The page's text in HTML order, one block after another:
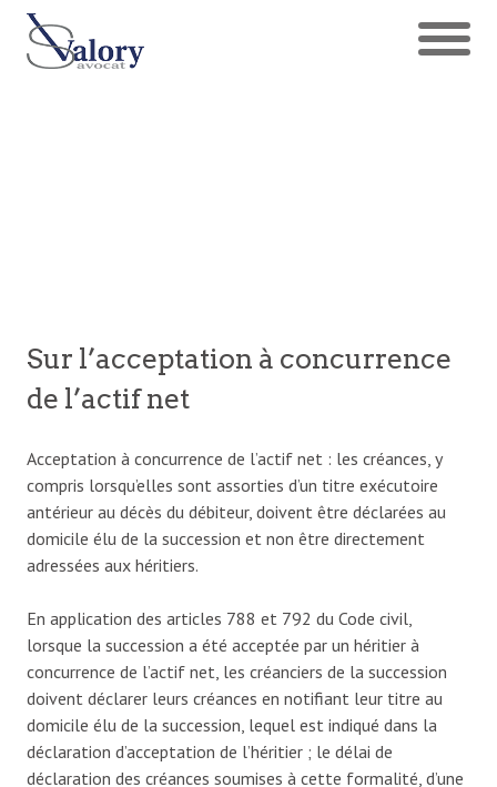
Sur l’acceptation à concurrence
de l’actif net
Acceptation à concurrence de l’actif net : les créances, y
compris lorsqu’elles sont assorties d’un titre exécutoire
antérieur au décès du débiteur, doivent être déclarées au
domicile élu de la succession et non être directement
adressées aux héritiers.
En application des articles 788 et 792 du Code civil,
lorsque la succession a été acceptée par un héritier à
concurrence de l’actif net, les créanciers de la succession
doivent déclarer leurs créances en notifiant leur titre au
domicile élu de la succession, lequel est indiqué dans la
déclaration d’acceptation de l’héritier ; le délai de
déclaration des créances soumises à cette formalité, d’une